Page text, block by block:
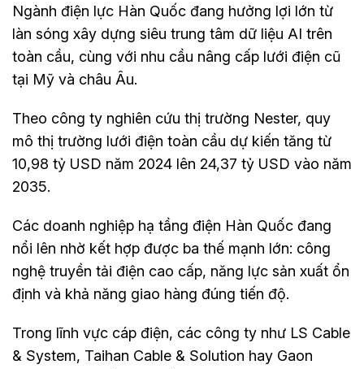
Ngành điện lực Hàn Quốc đang hưởng lợi lớn từ
làn sóng xây dựng siêu trung tâm dữ liệu AI trên
toàn cầu, cùng với nhu cầu nâng cấp lưới điện cũ
tại Mỹ và châu Âu.
Theo công ty nghiên cứu thị trường Nester, quy
mô thị trường lưới điện toàn cầu dự kiến tăng từ
10,98 tỷ USD năm 2024 lên 24,37 tỷ USD vào năm
2035.
Các doanh nghiệp hạ tầng điện Hàn Quốc đang
nổi lên nhờ kết hợp được ba thế mạnh lớn: công
nghệ truyền tải điện cao cấp, năng lực sản xuất ổn
định và khả năng giao hàng đúng tiến độ.
Trong lĩnh vực cáp điện, các công ty như LS Cable
& System, Taihan Cable & Solution hay Gaon